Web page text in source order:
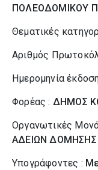
ΠΟΛΕΟΔΟΜΙΚΟΥ
Θεματικές
Αριθμός
Ημερομηνία
Φορέας : ΔΗΜΟΣ
Οργανωτικές
ΑΔΕΙΩΝ ΔΟΜΗΣΗΣ
Υπογράφοντες :